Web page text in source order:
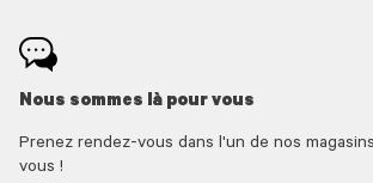
Nous sommes là pour vous
Prenez rendez-vous dans l'un de nos
vous !